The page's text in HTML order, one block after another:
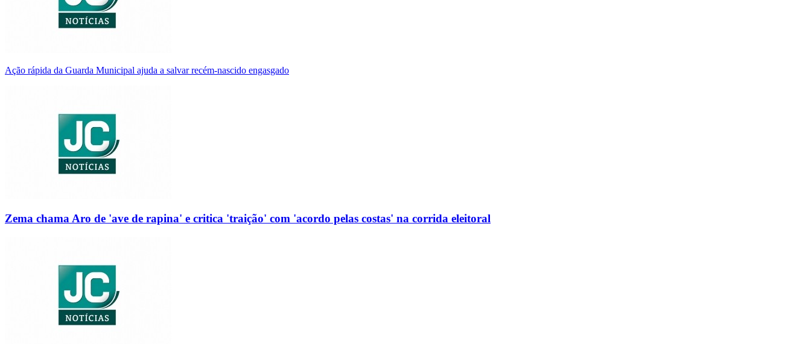
Ação rápida da Guarda Municipal ajuda a salvar recém-nascido engasgado
Zema chama Aro de 'ave de rapina' e critica 'traição' com 'acordo pelas costas' na corrida eleitoral